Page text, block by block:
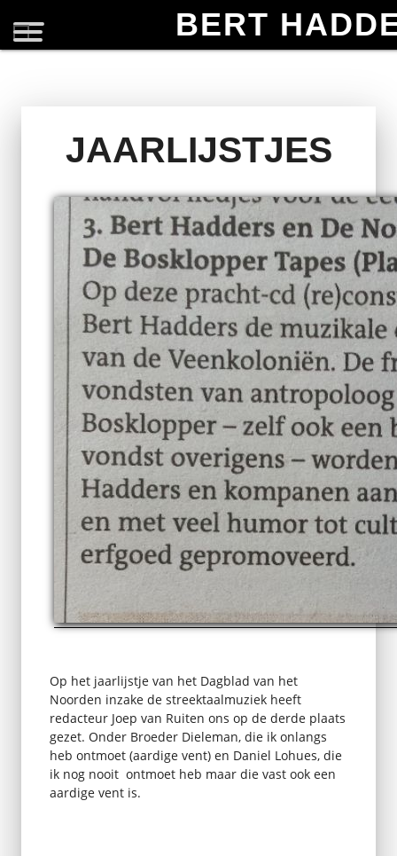
BERT
JAARLIJSTJES
Op het jaarlijstje van het Dagblad van het
Noorden inzake de streektaalmuziek heeft
redacteur Joep van Ruiten ons op de derde plaats
gezet. Onder Broeder Dieleman, die ik onlangs
heb ontmoet (aardige vent) en Daniel Lohues, die
ik nog nooit ontmoet heb maar die vast ook een
aardige vent is.